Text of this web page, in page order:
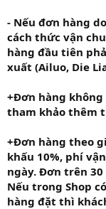
- Nếu đơn hàng
cách thức vận
hàng đầu tiên
xuất (Ailuo, Die
+Đơn hàng không
tham khảo thêm
+Đơn hàng theo
khấu 10%, phí
ngày. Đơn trên
Nếu trong Shop
hàng đặt thì